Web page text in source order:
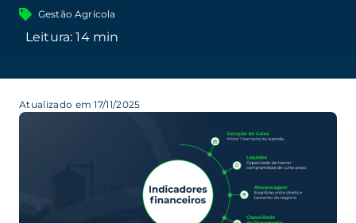
Gestão Agrícola
Atualizado em 17/11/2025